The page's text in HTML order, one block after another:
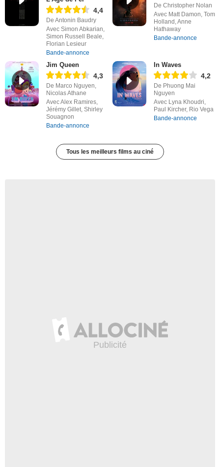
4,4
De Antonin Baudry
Avec Simon Abkarian,
Simon Russell Beale,
Florian Lesieur
Bande-annonce
De Christopher Nolan
Avec Matt Damon, Tom
Holland, Anne
Hathaway
Bande-annonce
Jim Queen
4,3
De Marco Nguyen,
Nicolas Athane
Avec Alex Ramires,
Jérémy Gillet, Shirley
Souagnon
Bande-annonce
In Waves
4,2
De Phuong Mai
Nguyen
Avec Lyna Khoudri,
Paul Kircher, Rio Vega
Bande-annonce
Tous les meilleurs films au ciné